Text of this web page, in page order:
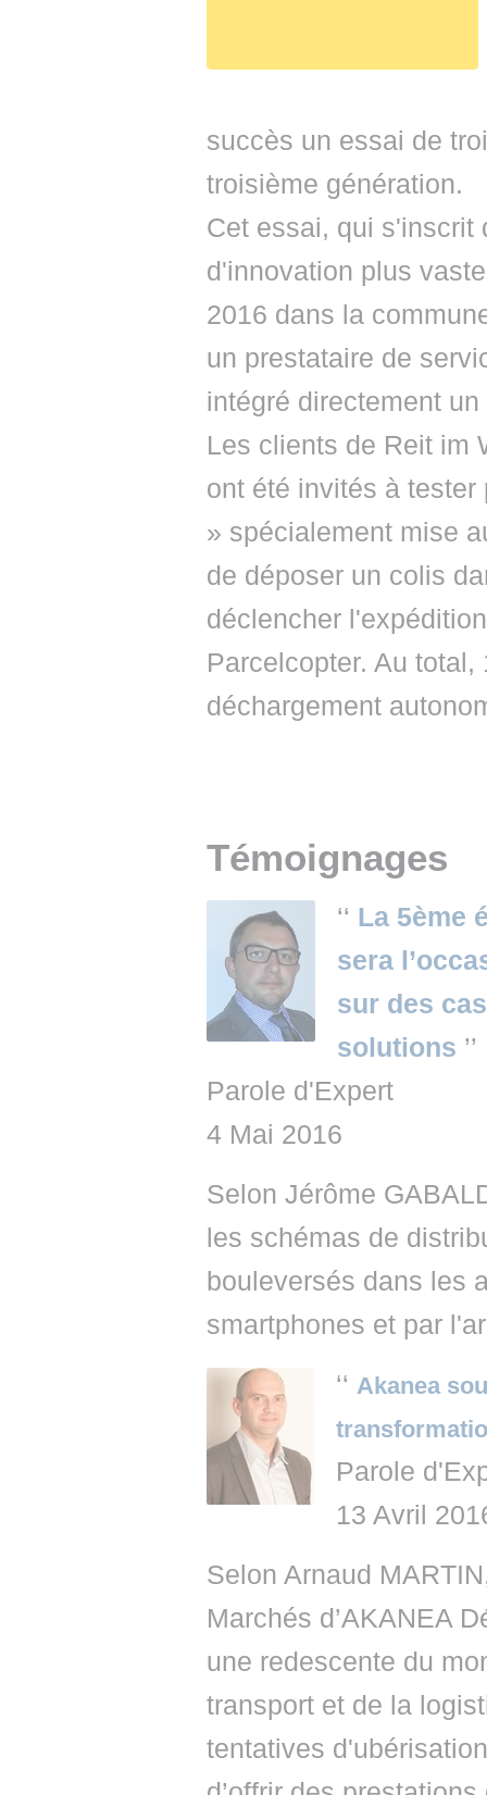
succès un essai de
troisième génération.
Cet essai, qui s'inscrit
d'innovation plus
2016 dans la
un prestataire de
intégré directement
Les clients de Reit im
ont été invités à
» spécialement mise
de déposer un colis
déclencher
Parcelcopter. Au
déchargement
Témoignages
‘‘ La 5ème
sera
sur des
solutions ’’
Parole d'Expert
4 Mai 2016
Selon Jérôme
les schémas de
bouleversés dans les
smartphones et par
‘‘ Akanea
Parole
13 Avril
Selon Arnaud
Marchés d’AKANEA
une redescente du
transport et de la
tentatives